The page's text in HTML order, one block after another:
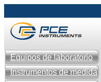
Equipos de laboratorio
Instrumentos de medida